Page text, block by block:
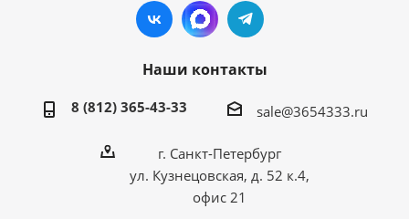
Наши контакты
8 (812) 365-43-33 sale@3654333.ru
г. Санкт-Петербург
ул. Кузнецовская, д. 52 к.4,
офис 21